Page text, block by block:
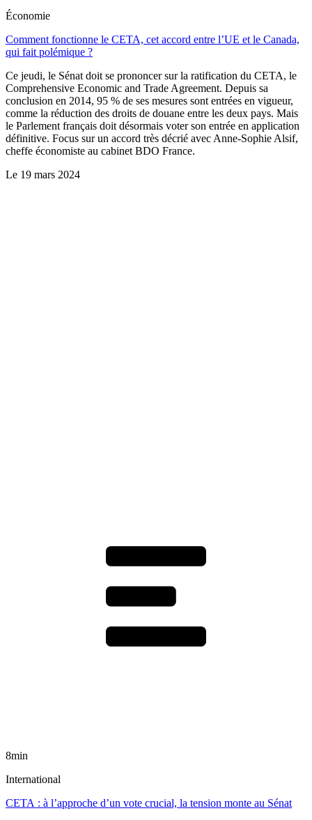
Économie
Comment fonctionne le CETA, cet accord entre l’UE et le Canada,
qui fait polémique ?
Ce jeudi, le Sénat doit se prononcer sur la ratification du CETA, le
Comprehensive Economic and Trade Agreement. Depuis sa
conclusion en 2014, 95 % de ses mesures sont entrées en vigueur,
comme la réduction des droits de douane entre les deux pays. Mais
le Parlement français doit désormais voter son entrée en application
définitive. Focus sur un accord très décrié avec Anne-Sophie Alsif,
cheffe économiste au cabinet BDO France.
Le 19 mars 2024
8min
International
CETA : à l’approche d’un vote crucial, la tension monte au Sénat